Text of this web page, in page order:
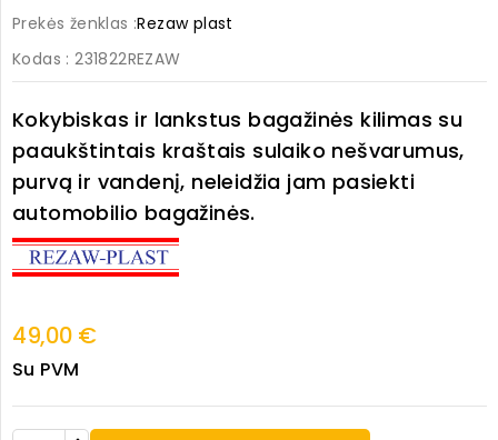
Prekės ženklas :Rezaw plast
Kodas : 231822REZAW
Kokybiskas ir lankstus bagažinės kilimas su
paaukštintais kraštais sulaiko nešvarumus,
purvą ir vandenį, neleidžia jam pasiekti
automobilio bagažinės.
49,00 €
Su PVM